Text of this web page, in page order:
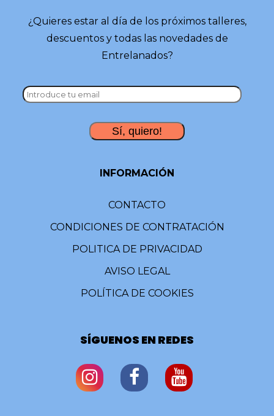
¿Quieres estar al día de los próximos talleres,
descuentos y todas las novedades de
Entrelanados?
INFORMACIÓN
CONTACTO
CONDICIONES DE CONTRATACIÓN
POLITICA DE PRIVACIDAD
AVISO LEGAL
POLÍTICA DE COOKIES
SÍGUENOS EN REDES